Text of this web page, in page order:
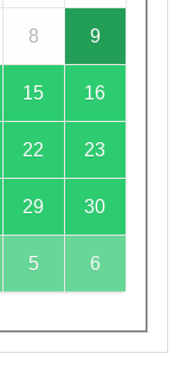
8 9
15 16
22 23
29 30
5 6